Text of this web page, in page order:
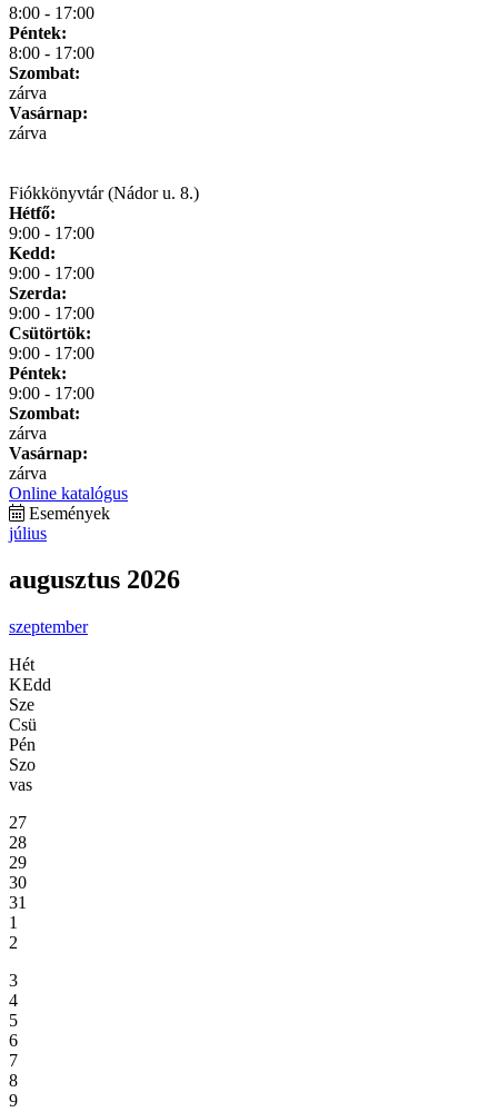
8:00 - 17:00
Péntek:
8:00 - 17:00
Szombat:
zárva
Vasárnap:
zárva
Fiókkönyvtár (Nádor u. 8.)
Hétfő:
9:00 - 17:00
Kedd:
9:00 - 17:00
Szerda:
9:00 - 17:00
Csütörtök:
9:00 - 17:00
Péntek:
9:00 - 17:00
Szombat:
zárva
Vasárnap:
zárva
Online katalógus
Események
július
augusztus 2026
szeptember
Hét
KEdd
Sze
Csü
Pén
Szo
vas
27
28
29
30
31
1
2
3
4
5
6
7
8
9